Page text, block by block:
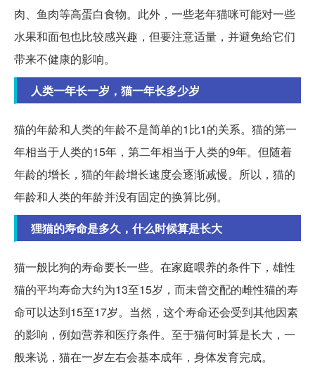
肉、鱼肉等高蛋白食物。此外，一些老年猫咪可能对一些
水果和面包也比较感兴趣，但要注意适量，并避免给它们
带来不健康的影响。
人类一年长一岁，猫一年长多少岁
猫的年龄和人类的年龄不是简单的1比1的关系。猫的第一
年相当于人类的15年，第二年相当于人类的9年。但随着
年龄的增长，猫的年龄增长速度会逐渐减慢。所以，猫的
年龄和人类的年龄并没有固定的换算比例。
狸猫的寿命是多久，什么时候算是长大
猫一般比狗的寿命要长一些。在家庭喂养的条件下，雄性
猫的平均寿命大约为13至15岁，而未曾交配的雌性猫的寿
命可以达到15至17岁。当然，这个寿命还会受到其他因素
的影响，例如营养和医疗条件。至于猫何时算是长大，一
般来说，猫在一岁左右会基本成年，身体发育完成。